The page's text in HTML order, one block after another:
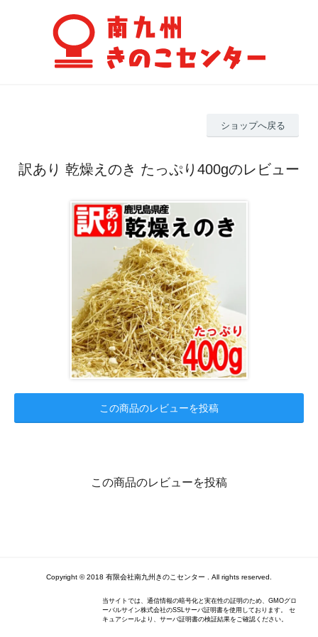
ショップへ戻る
訳あり 乾燥えのき たっぷり400gのレビュー
この商品のレビューを投稿
この商品のレビューを投稿
Copyright © 2018 有限会社南九州きのこセンター . All rights reserved.
当サイトでは、通信情報の暗号化と実在性の証明のため、GMOグロ
ーバルサイン株式会社のSSLサーバ証明書を使用しております。 セ
キュアシールより、サーバ証明書の検証結果をご確認ください。